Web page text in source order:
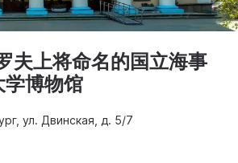
夫上将命名的国立海事
博物馆
ул. Двинская, д. 5/7